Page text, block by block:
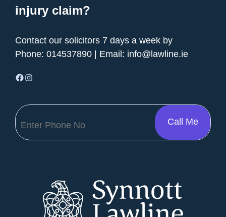
injury claim?
Contact our solicitors 7 days a week by
Phone: 014537890 | Email: info@lawline.ie
Facebook Instagram